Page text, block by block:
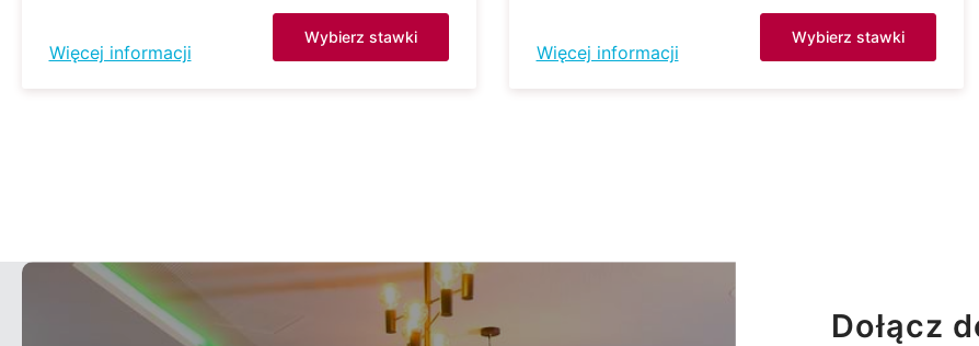
Więcej informacji
Wybierz stawki
Więcej informacji
Wybierz stawki
Dołącz